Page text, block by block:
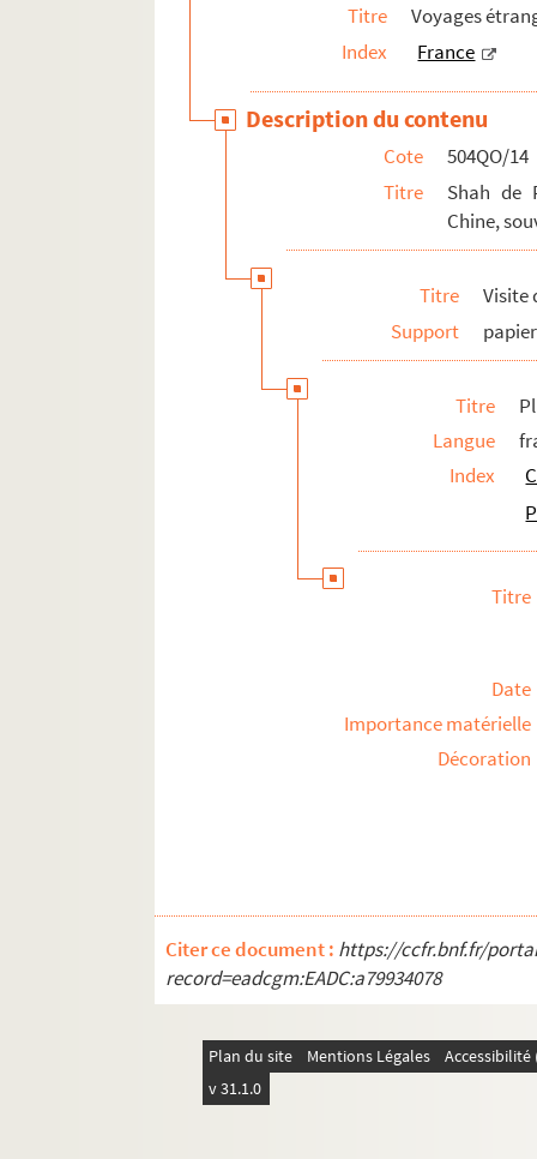
504QO/17. Bey de Tunis, Grand duc de
Expositions en France et à l'étranger
Autres réceptions et évènements à l'étranger
Pièces isolées
Titre
Voyages
Index
France
Description du contenu
Cote
504QO/14
Titre
Shah de
Chine,
Titre
Visite
Support
papier
Titre
Langue
Index
Titre
Date
Importance matérielle
Décoration
Citer ce document : https://ccfr.bnf.fr/
record=eadcgm:EADC:a79934078
Plan du site Mentions Légales
v 31.1.0